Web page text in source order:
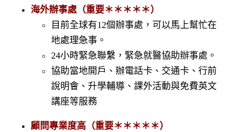
海外辦事處（重要＊＊＊＊＊）
目前全球有12個辦事處，可以馬上幫忙在
地處理急事。
24小時緊急聯繫，緊急就醫協助辦事處。
協助當地開戶、辦電話卡、交通卡、行前
說明會、升學輔導、課外活動與免費英文
講座等服務
顧問專業度高 （重要＊＊＊＊＊）